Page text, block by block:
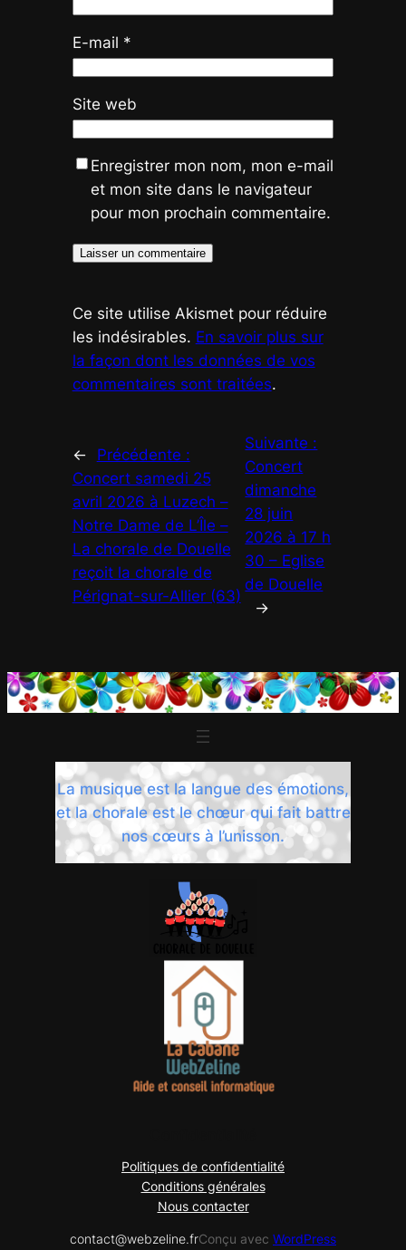
E-mail *
Site web
Enregistrer mon nom, mon e-mail
et mon site dans le navigateur
pour mon prochain commentaire.
Ce site utilise Akismet pour réduire
les indésirables. En savoir plus sur
la façon dont les données de vos
commentaires sont traitées.
←
Précédente :
Concert samedi 25
avril 2026 à Luzech –
Notre Dame de L’Île –
La chorale de Douelle
reçoit la chorale de
Pérignat-sur-Allier (63)
Suivante :
Concert
dimanche
28 juin
2026 à 17 h
30 – Eglise
de Douelle
→
La musique est la langue des émotions,
et la chorale est le chœur qui fait battre
nos cœurs à l’unisson.
Politiques de confidentialité
Conditions générales
Nous contacter
contact@webzeline.frConçu avec WordPress